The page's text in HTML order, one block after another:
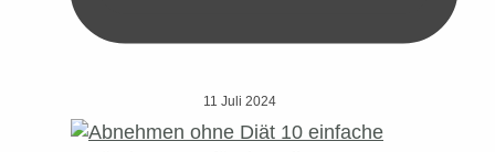
11 Juli 2024